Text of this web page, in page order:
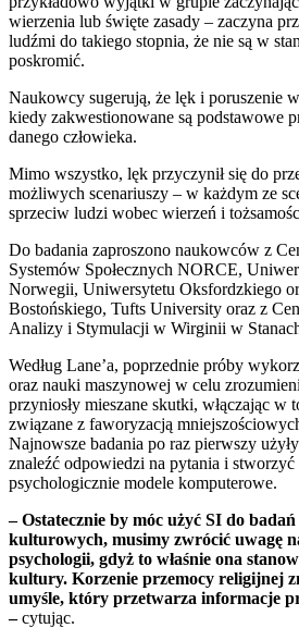
wierzenia lub święte zasady – zaczyna
ludźmi do takiego stopnia, że nie są w
poskromić.
Naukowcy sugerują, że lęk i poruszenie
kiedy zakwestionowane są podstawowe
danego człowieka.
Mimo wszystko, lęk przyczynił się do
możliwych scenariuszy – w każdym ze
sprzeciw ludzi wobec wierzeń i
Do badania zaproszono naukowców z
Systemów Społecznych NORCE,
Norwegii, Uniwersytetu Oksfordzkiego
Bostońskiego, Tufts University oraz z
Analizy i Stymulacji w Wirginii w
Według Lane’a, poprzednie próby
oraz nauki maszynowej w celu
przyniosły mieszane skutki, włączając w
związane z faworyzacją
Najnowsze badania po raz pierwszy
znaleźć odpowiedzi na pytania i stworzyć
psychologicznie modele komputerowe.
– Ostatecznie by móc użyć SI do
kulturowych, musimy zwrócić uwagę
psychologii, gdyż to właśnie ona
kultury. Korzenie przemocy religijnej
umyśle, który przetwarza informacje
–cytując.